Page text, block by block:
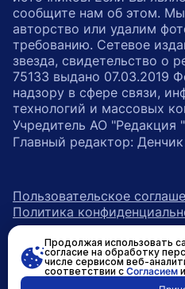
сообщите нам об этом.
авторство или удалим
требованию. Сетевое
звезда, свидетельство
75133 выдано 07.03.2019
надзору в сфере связи,
технологий и массовых
Учредитель АО "Редакция
Главный редактор:
Пользовательское
Политика
возрастное
Продолжая использовать
согласие на обработку
числе сервисом веб-
соответствии с Согласиеми